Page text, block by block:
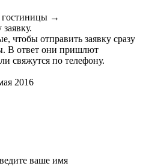
→
чтобы отправить заявку сразу
В ответ они пришлют
свяжутся по телефону.
2016
ваше имя